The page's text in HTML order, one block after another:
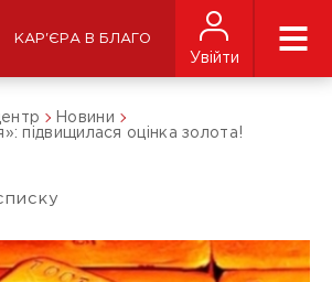
КАР'ЄРА В БЛАГО
Увійти
Новини
підвищилася оцінка золота!